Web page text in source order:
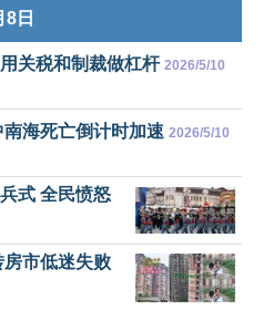
日
关税和制裁做杠杆 2026/5/10
海死亡倒计时加速 2026/5/10
式 全民愤怒
房市低迷失败